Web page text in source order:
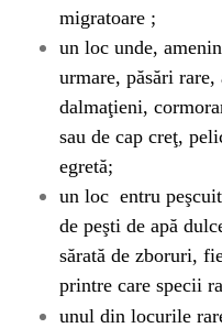
migratoare ;
un loc unde,
urmare, păsări
dalmaţieni,
sau de cap creţ,
egretă;
un loc entru
de peşti de apă
sărată de zboruri,
printre care specii
unul din locurile